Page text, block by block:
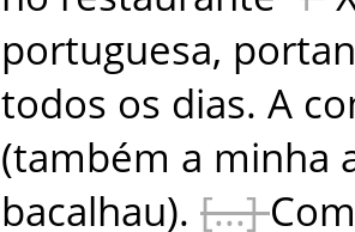
portuguesa,
todos os dias. A
(também a minha
bacalhau).